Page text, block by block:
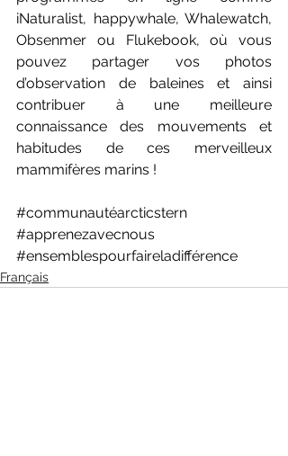
iNaturalist, happywhale, Whalewatch,
Obsenmer ou Flukebook, où vous
pouvez partager vos photos
d’observation de baleines et ainsi
contribuer à une meilleure
connaissance des mouvements et
habitudes de ces merveilleux
mammifères marins !
#communautéarcticstern
#apprenezavecnous
#ensemblespourfaireladifférence
Français